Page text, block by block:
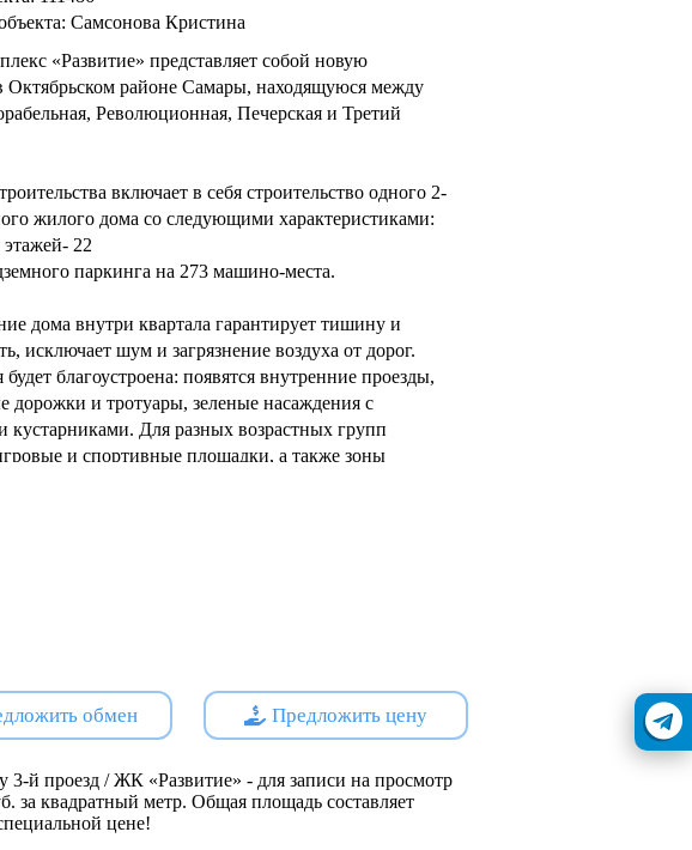
Самсонова Кристина
«Развитие» представляет собой новую
Октябрьском районе Самары, находящуюся между
Революционная, Печерская и Третий
включает в себя строительство одного 2-
жилого дома со следующими характеристиками:
этажей- 22
паркинга на 273 машино-места.
дома внутри квартала гарантирует тишину и
исключает шум и загрязнение воздуха от дорог.
будет благоустроена: появятся внутренние проезды,
дорожки и тротуары, зеленые насаждения с
кустарниками. Для разных возрастных групп
и спортивные площадки, а также зоны
центра на 230 мест, включающего начальную
учеников с детским садом на 80 мест. На
комплекса запланированы спортивные и игровые
также отдельные зоны для каждой группы детского
обмен Предложить цену
й проезд / ЖК «Развитие» - для записи на просмотр
за квадратный метр. Общая площадь составляет
цене!